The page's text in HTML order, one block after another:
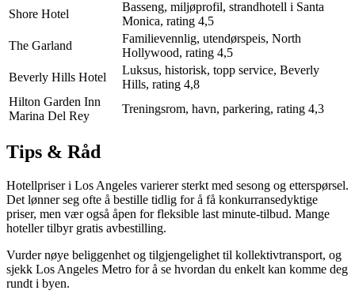
Shore Hotel
Basseng, miljøprofil, strandhotell i Santa
Monica, rating 4,5
The Garland
Familievennlig, utendørspeis, North
Hollywood, rating 4,5
Beverly Hills Hotel
Luksus, historisk, topp service, Beverly
Hills, rating 4,8
Hilton Garden Inn
Marina Del Rey
Treningsrom, havn, parkering, rating 4,3
Tips & Råd
Hotellpriser i Los Angeles varierer sterkt med sesong og etterspørsel.
Det lønner seg ofte å bestille tidlig for å få konkurransedyktige
priser, men vær også åpen for fleksible last minute-tilbud. Mange
hoteller tilbyr gratis avbestilling.
Vurder nøye beliggenhet og tilgjengelighet til kollektivtransport, og
sjekk Los Angeles Metro for å se hvordan du enkelt kan komme deg
rundt i byen.